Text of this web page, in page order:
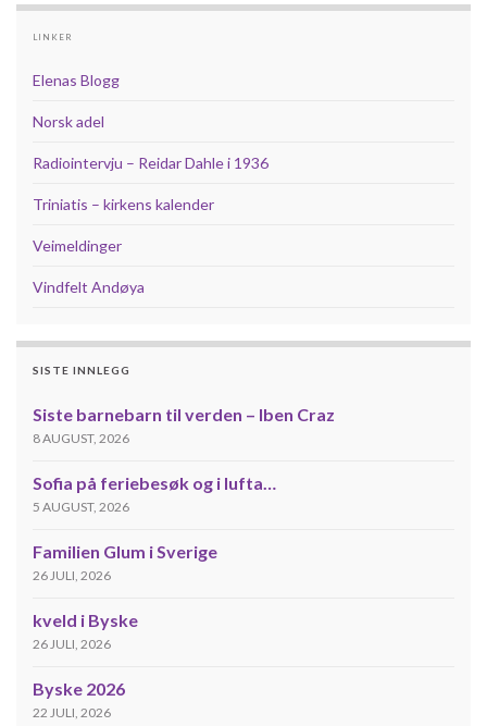
LINKER
Elenas Blogg
Norsk adel
Radiointervju – Reidar Dahle i 1936
Triniatis – kirkens kalender
Veimeldinger
Vindfelt Andøya
SISTE INNLEGG
Siste barnebarn til verden – Iben Craz
8 AUGUST, 2026
Sofia på feriebesøk og i lufta…
5 AUGUST, 2026
Familien Glum i Sverige
26 JULI, 2026
kveld i Byske
26 JULI, 2026
Byske 2026
22 JULI, 2026